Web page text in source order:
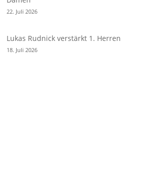
22. Juli 2026
Lukas Rudnick verstärkt 1. Herren
18. Juli 2026